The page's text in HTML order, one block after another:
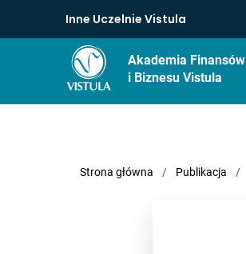
Inne Uczelnie Vistula
Akademia Finansów
i Biznesu Vistula
Strona główna / Publikacja /